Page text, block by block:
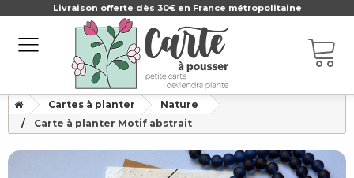
Livraison offerte dès 30€ en France métropolitaine
Cartes à planter
Nature
Carte à planter Motif abstrait